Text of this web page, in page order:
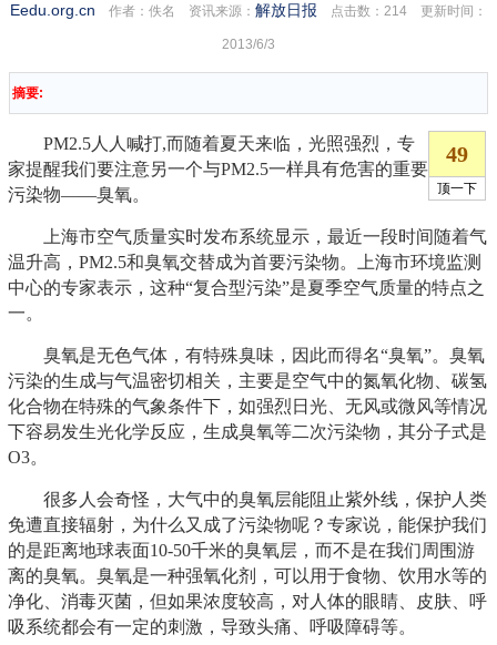
Eedu.org.cn 作者：佚名 资讯来源： 解放日报 点击数： 214 更新时间：
2013/6/3
摘要:
PM2.5人人喊打,而随着夏天来临，光照强烈，专
家提醒我们要注意另一个与PM2.5一样具有危害的重要
污染物——臭氧。
上海市空气质量实时发布系统显示，最近一段时间随着气
温升高，PM2.5和臭氧交替成为首要污染物。上海市环境监测
中心的专家表示，这种“复合型污染”是夏季空气质量的特点之
一。
臭氧是无色气体，有特殊臭味，因此而得名“臭氧”。臭氧
污染的生成与气温密切相关，主要是空气中的氮氧化物、碳氢
化合物在特殊的气象条件下，如强烈日光、无风或微风等情况
下容易发生光化学反应，生成臭氧等二次污染物，其分子式是
O3。
很多人会奇怪，大气中的臭氧层能阻止紫外线，保护人类
免遭直接辐射，为什么又成了污染物呢？专家说，能保护我们
的是距离地球表面10-50千米的臭氧层，而不是在我们周围游
离的臭氧。臭氧是一种强氧化剂，可以用于食物、饮用水等的
净化、消毒灭菌，但如果浓度较高，对人体的眼睛、皮肤、呼
吸系统都会有一定的刺激，导致头痛、呼吸障碍等。